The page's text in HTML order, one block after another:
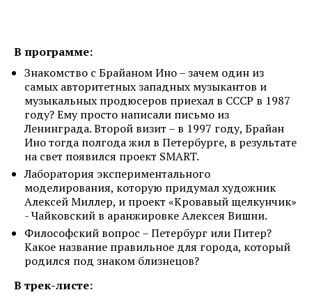
В программе:
Знакомство с Брайаном Ино – зачем один из
самых авторитетных западных музыкантов и
музыкальных продюсеров приехал в СССР в 1987
году? Ему просто написали письмо из
Ленинграда. Второй визит – в 1997 году, Брайан
Ино тогда полгода жил в Петербурге, в результате
на свет появился проект SMART.
Лаборатория экспериментального
моделирования, которую придумал художник
Алексей Миллер, и проект «Кровавый щелкунчик»
- Чайковский в аранжировке Алексея Вишни.
Философский вопрос – Петербург или Питер?
Какое название правильное для города, который
родился под знаком близнецов?
В трек-листе: